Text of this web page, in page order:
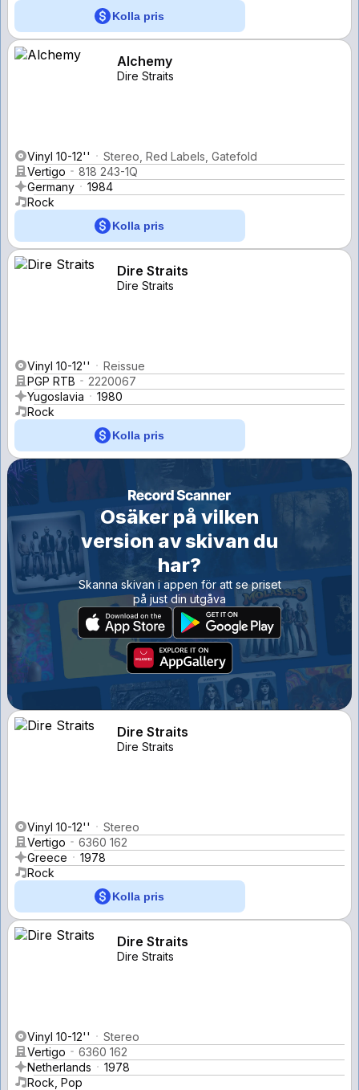
Kolla pris
Alchemy
Dire Straits
Vinyl 10-12''
Stereo, Red Labels, Gatefold
Vertigo
818 243-1Q
Germany
1984
Rock
Kolla pris
Dire Straits
Dire Straits
Vinyl 10-12''
Reissue
PGP RTB
2220067
Yugoslavia
1980
Rock
Kolla pris
Osäker på vilken
version av skivan du
har?
Skanna skivan i appen för att se priset
på just din utgåva
Dire Straits
Dire Straits
Vinyl 10-12''
Stereo
Vertigo
6360 162
Greece
1978
Rock
Kolla pris
Dire Straits
Dire Straits
Vinyl 10-12''
Stereo
Vertigo
6360 162
Netherlands
1978
Rock, Pop